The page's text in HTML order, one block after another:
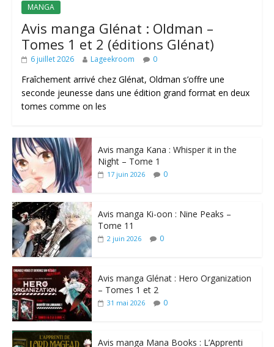
MANGA
Avis manga Glénat : Oldman –
Tomes 1 et 2 (éditions Glénat)
6 juillet 2026 Lageekroom 0
Fraîchement arrivé chez Glénat, Oldman s’offre une
seconde jeunesse dans une édition grand format en deux
tomes comme on les
Avis manga Kana : Whisper it in the
Night – Tome 1
17 juin 2026 0
Avis manga Ki-oon : Nine Peaks –
Tome 11
2 juin 2026 0
Avis manga Glénat : Hero Organization
– Tomes 1 et 2
31 mai 2026 0
Avis manga Mana Books : L’Apprenti